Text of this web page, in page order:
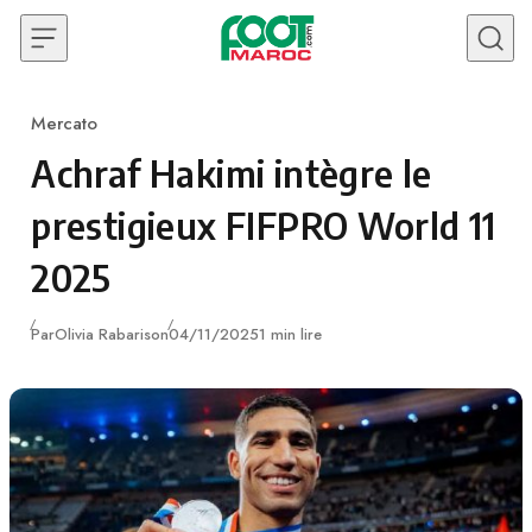
Skip to content
Category
Mercato
Achraf Hakimi intègre le
prestigieux FIFPRO World 11
2025
ParOlivia RabarisonPublié
04/11/20251 min lire